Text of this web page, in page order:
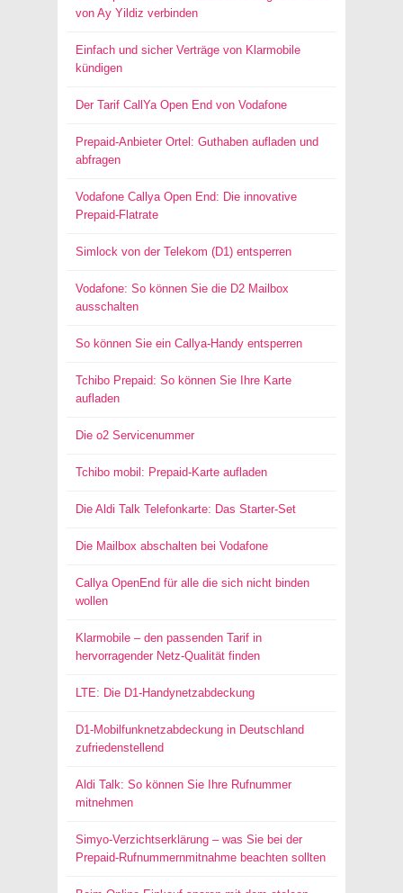
von Ay Yildiz verbinden
Einfach und sicher Verträge von Klarmobile
kündigen
Der Tarif CallYa Open End von Vodafone
Prepaid-Anbieter Ortel: Guthaben aufladen und
abfragen
Vodafone Callya Open End: Die innovative
Prepaid-Flatrate
Simlock von der Telekom (D1) entsperren
Vodafone: So können Sie die D2 Mailbox
ausschalten
So können Sie ein Callya-Handy entsperren
Tchibo Prepaid: So können Sie Ihre Karte
aufladen
Die o2 Servicenummer
Tchibo mobil: Prepaid-Karte aufladen
Die Aldi Talk Telefonkarte: Das Starter-Set
Die Mailbox abschalten bei Vodafone
Callya OpenEnd für alle die sich nicht binden
wollen
Klarmobile – den passenden Tarif in
hervorragender Netz-Qualität finden
LTE: Die D1-Handynetzabdeckung
D1-Mobilfunknetzabdeckung in Deutschland
zufriedenstellend
Aldi Talk: So können Sie Ihre Rufnummer
mitnehmen
Simyo-Verzichtserklärung – was Sie bei der
Prepaid-Rufnummernmitnahme beachten sollten